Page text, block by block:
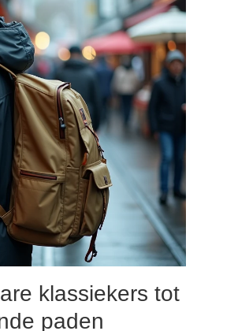
klassiekers tot
paden